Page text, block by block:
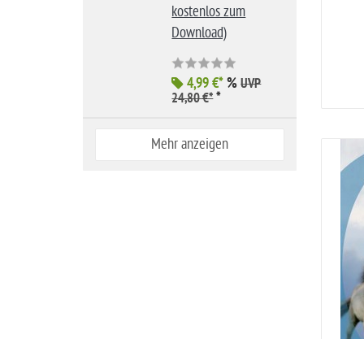
kostenlos zum
Download)
4,99 €*% UVP
24,80 €**
Mehr anzeigen